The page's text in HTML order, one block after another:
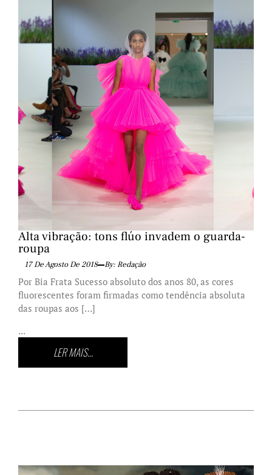
Alta vibração: tons flúo invadem o guarda-
roupa
17 De Agosto De 2018 By: Redação
Por Bia Frata Sucesso absoluto dos anos 80, as cores
fluorescentes foram firmadas como tendência absoluta
das roupas aos […]
...
LER MAIS...